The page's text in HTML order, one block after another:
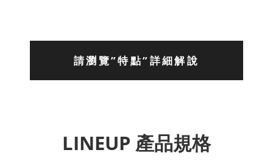
請瀏覽”特點”詳細解說
LINEUP 產品規格